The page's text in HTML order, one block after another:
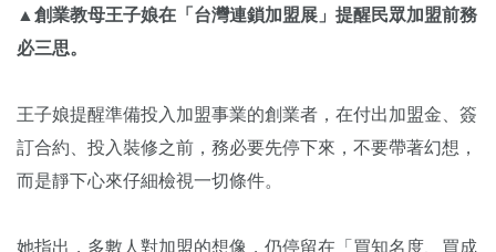
▲創業教母王子娘在「台灣連鎖加盟展」提醒民眾加盟前務
必三思。
王子娘提醒準備投入加盟事業的創業者，在付出加盟金、簽
訂合約、投入裝修之前，務必要先停下來，不要帶著幻想，
而是靜下心來仔細檢視一切條件。
她指出，多數人對加盟的想像，仍停留在「買知名度、買成